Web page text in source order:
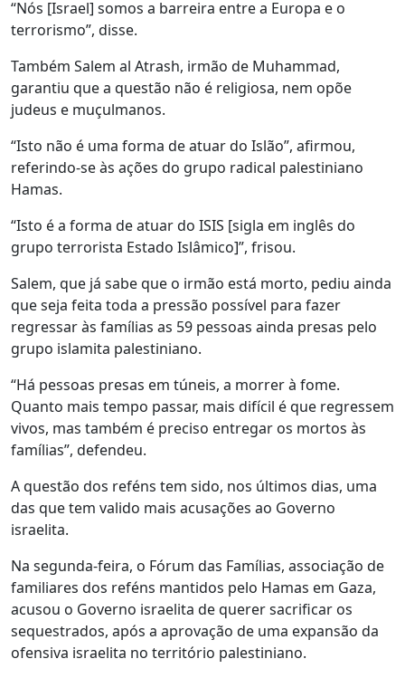
“Nós [Israel] somos a barreira entre a Europa e o
terrorismo”, disse.
Também Salem al Atrash, irmão de Muhammad,
garantiu que a questão não é religiosa, nem opõe
judeus e muçulmanos.
“Isto não é uma forma de atuar do Islão”, afirmou,
referindo-se às ações do grupo radical palestiniano
Hamas.
“Isto é a forma de atuar do ISIS [sigla em inglês do
grupo terrorista Estado Islâmico]”, frisou.
Salem, que já sabe que o irmão está morto, pediu ainda
que seja feita toda a pressão possível para fazer
regressar às famílias as 59 pessoas ainda presas pelo
grupo islamita palestiniano.
“Há pessoas presas em túneis, a morrer à fome.
Quanto mais tempo passar, mais difícil é que regressem
vivos, mas também é preciso entregar os mortos às
famílias”, defendeu.
A questão dos reféns tem sido, nos últimos dias, uma
das que tem valido mais acusações ao Governo
israelita.
Na segunda-feira, o Fórum das Famílias, associação de
familiares dos reféns mantidos pelo Hamas em Gaza,
acusou o Governo israelita de querer sacrificar os
sequestrados, após a aprovação de uma expansão da
ofensiva israelita no território palestiniano.